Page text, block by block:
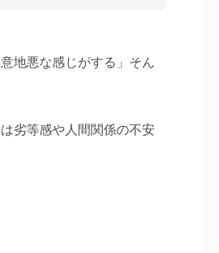
地悪な感じがする」そん
劣等感や人間関係の不安